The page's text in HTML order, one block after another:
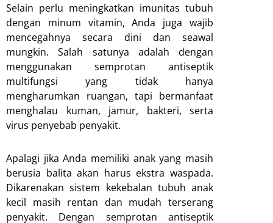
Selain perlu meningkatkan imunitas tubuh
dengan minum vitamin, Anda juga wajib
mencegahnya secara dini dan seawal
mungkin. Salah satunya adalah dengan
menggunakan semprotan antiseptik
multifungsi yang tidak hanya
mengharumkan ruangan, tapi bermanfaat
menghalau kuman, jamur, bakteri, serta
virus penyebab penyakit.
Apalagi jika Anda memiliki anak yang masih
berusia balita akan harus ekstra waspada.
Dikarenakan sistem kekebalan tubuh anak
kecil masih rentan dan mudah terserang
penyakit. Dengan semprotan antiseptik